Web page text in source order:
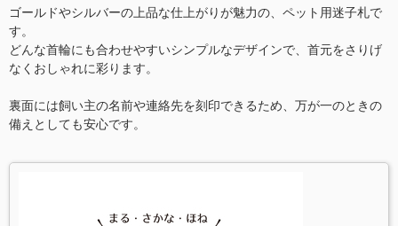
ゴールドやシルバーの上品な仕上がりが魅力の、ペット用迷子札で
す。
どんな首輪にも合わせやすいシンプルなデザインで、首元をさりげ
なくおしゃれに彩ります。
裏面には飼い主の名前や連絡先を刻印できるため、万が一のときの
備えとしても安心です。